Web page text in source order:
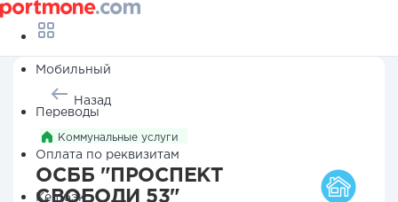
Мобильный
Переводы
Оплата по реквизитам
Кешбэк
Назад
Коммунальные услуги
ОСББ "ПРОСПЕКТ
СВОБОДИ 53"